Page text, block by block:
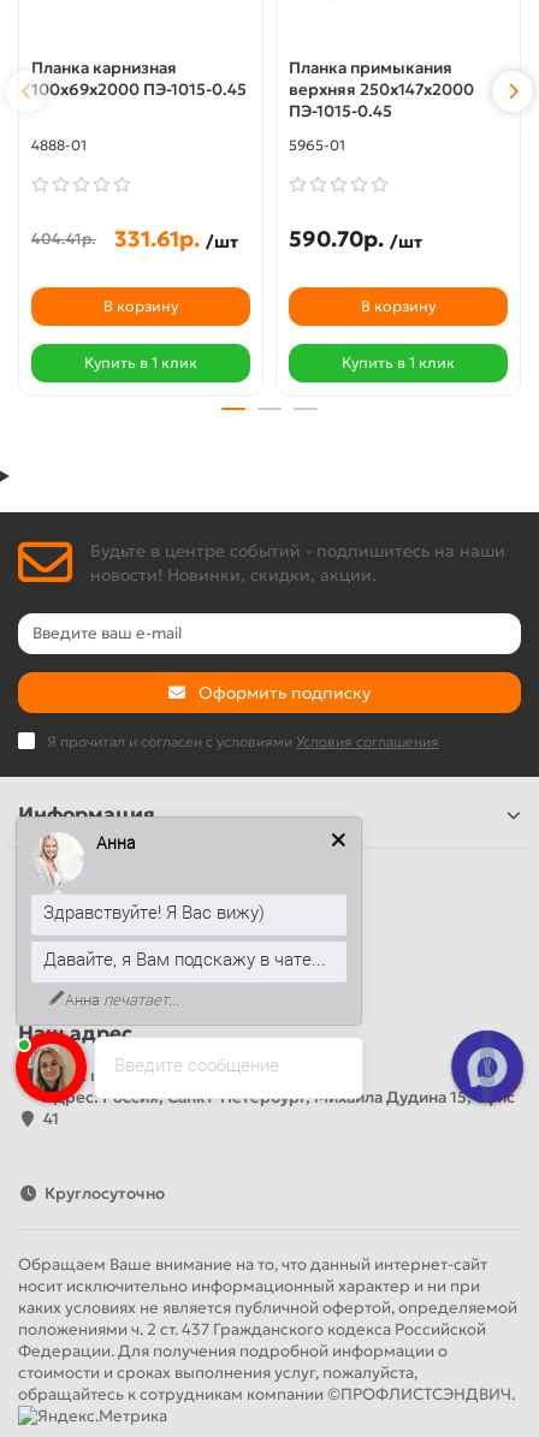
Планка карнизная
100х69х2000 ПЭ-1015-0.45
4888-01
404.41р. 331.61р. /шт
В корзину
Купить в 1 клик
Планка примыкания
верхняя 250х147х2000
ПЭ-1015-0.45
5965-01
590.70р. /шт
В корзину
Купить в 1 клик
Будьте в центре событий - подпишитесь на наши
новости! Новинки, скидки, акции.
Оформить подписку
Я прочитал и согласен с условиями Условия соглашения
Информация
Наши контакты
+7 (812) 389-26-20
+7 (499) 444-14-71
info@sandwichpanelsvspb.ru
Наш адрес
Офис продаж
Адрес: Россия, Санкт-Петербург, Михаила Дудина 15, офис
41
Круглосуточно
Обращаем Ваше внимание на то, что данный интернет-сайт
носит исключительно информационный характер и ни при
каких условиях не является публичной офертой, определяемой
положениями ч. 2 ст. 437 Гражданского кодекса Российской
Федерации. Для получения подробной информации о
стоимости и сроках выполнения услуг, пожалуйста,
обращайтесь к сотрудникам компании ©ПРОФЛИСТСЭНДВИЧ.
Введите сообщение
Анна
Здравствуйте! Я Вас вижу)
Давайте, я Вам подскажу в чате...
Анна печатает...